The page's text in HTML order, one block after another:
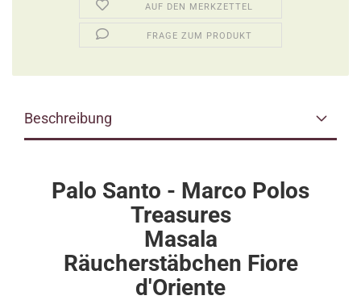
AUF DEN MERKZETTEL
FRAGE ZUM PRODUKT
Beschreibung
Palo Santo - Marco Polos
Treasures
Masala
Räucherstäbchen Fiore
d'Oriente